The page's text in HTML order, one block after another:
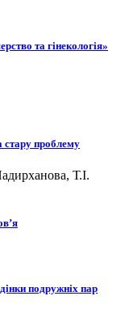
та гінекологія»
стару проблему
Т.І.
подружніх пар